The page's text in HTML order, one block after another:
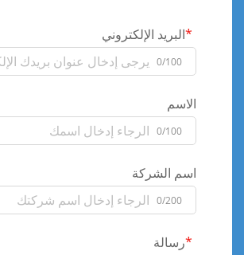
البريد الإلكتروني
0/100
الاسم
0/100
اسم الشركة
0/200
رسالة